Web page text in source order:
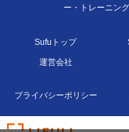
ー・トレーニン
Sufuトップ
運営会社
プライバシーポリシー